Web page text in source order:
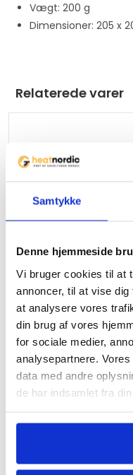
Samtykke
Denne hjemmeside
Vi bruger cookies til at
annoncer, til at vise
at analysere vores
din brug af vores
for sociale medier,
analysepartnere.
data med andre
de har indsamlet fra
n
w
a
t
o
r
t
h
i
s
p
r
o
t
Vægt: 200 g
Dimensioner: 205 x
Relaterede varer
Ikke på lager
Gasalarm batteridrevet
eller 240 V390
249kr.